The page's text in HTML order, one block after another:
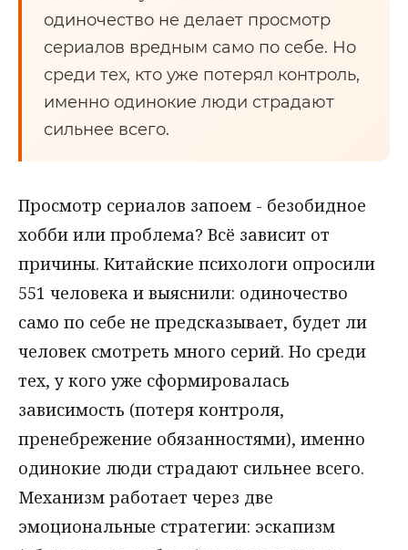
одиночество не делает просмотр
сериалов вредным само по себе. Но
среди тех, кто уже потерял контроль,
именно одинокие люди страдают
сильнее всего.
Просмотр сериалов запоем - безобидное
хобби или проблема? Всё зависит от
причины. Китайские психологи опросили
551 человека и выяснили: одиночество
само по себе не предсказывает, будет ли
человек смотреть много серий. Но среди
тех, у кого уже сформировалась
зависимость (потеря контроля,
пренебрежение обязанностями), именно
одинокие люди страдают сильнее всего.
Механизм работает через две
эмоциональные стратегии: эскапизм